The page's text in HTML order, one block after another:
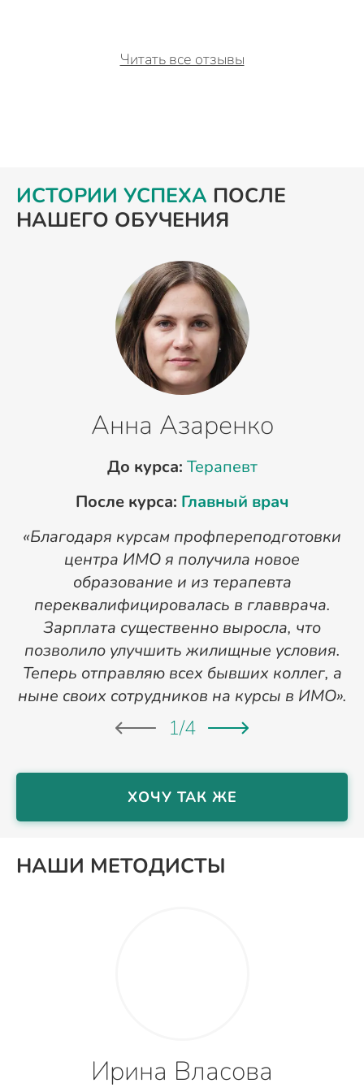
Читать все отзывы
ИСТОРИИ УСПЕХА ПОСЛЕ
НАШЕГО ОБУЧЕНИЯ
Анна Азаренко
До курса: Терапевт
После курса: Главный врач
«Благодаря курсам профпереподготовки
центра ИМО я получила новое
образование и из терапевта
переквалифицировалась в главврача.
Зарплата существенно выросла, что
позволило улучшить жилищные условия.
Теперь отправляю всех бывших коллег, а
ныне своих сотрудников на курсы в ИМО».
1/4
ХОЧУ ТАК ЖЕ
НАШИ МЕТОДИСТЫ
Ирина Власова